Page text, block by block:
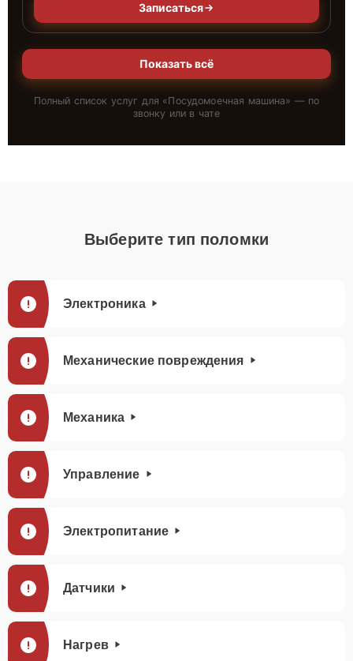
Записаться
Показать всё
Полный список услуг для «Посудомоечная машина» — по
звонку или в чате
Выберите тип поломки
Электроника
Механические повреждения
Механика
Управление
Электропитание
Датчики
Нагрев